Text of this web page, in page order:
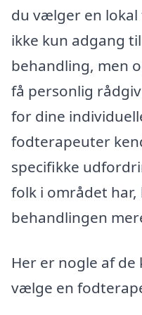
du vælger en
ikke kun adgang
behandling, men
få personlig
for dine
fodterapeuter
specifikke
folk i området
behandlingen
Her er nogle af
vælge en